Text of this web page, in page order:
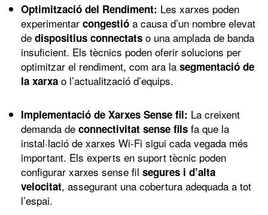
Optimització del Rendiment: Les xarxes poden
experimentar congestió a causa d’un nombre elevat
de dispositius connectats o una amplada de banda
insuficient. Els tècnics poden oferir solucions per
optimitzar el rendiment, com ara la segmentació de
la xarxa o l’actualització d’equips.
Implementació de Xarxes Sense fil: La creixent
demanda de connectivitat sense fils fa que la
instal·lació de xarxes Wi-Fi sigui cada vegada més
important. Els experts en suport tècnic poden
configurar xarxes sense fil segures i d’alta
velocitat, assegurant una cobertura adequada a tot
l’espai.